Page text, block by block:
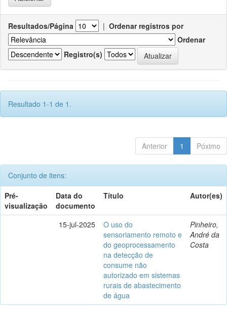
Resultados/Página | Ordenar registros por
Ordenar
Registro(s)
Resultado 1-1 de 1.
Anterior 1 Póximo
Conjunto de itens:
Pré-
visualização
Data do
documento
Título Autor(es)
15-jul-2025
O uso do
sensoriamento remoto e
do geoprocessamento
na detecção de
consume não
autorizado em sistemas
rurais de abastecimento
de água
Pinheiro,
André da
Costa